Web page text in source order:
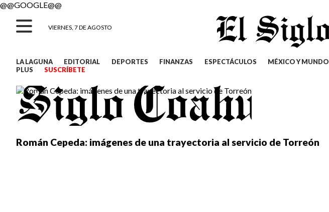
@@GOOGLE@@
VIERNES, 7 DE AGOSTO
LA LAGUNA EDITORIAL DEPORTES FINANZAS ESPECTÁCULOS MÉXICO Y MUNDO
PLUS
SUSCRÍBETE
Román Cepeda: imágenes de una trayectoria al servicio de Torreón